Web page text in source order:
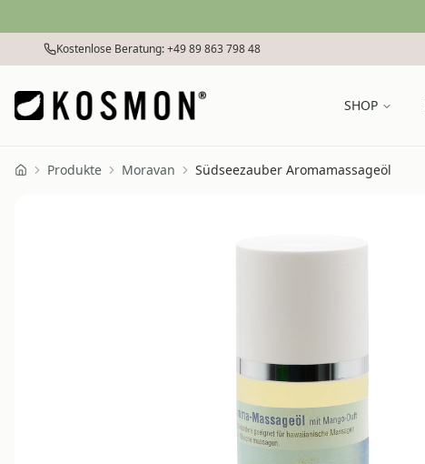
Zum Inhalt springen
Kostenlose Beratung: +49 89 863 798 48
SHOP
HomeProdukte Moravan
Südseezauber Aromamassageöl